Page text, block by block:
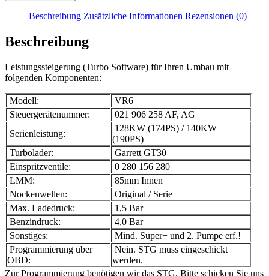
Beschreibung Zusätzliche Informationen Rezensionen (0)
Beschreibung
Leistungssteigerung (Turbo Software) für Ihren Umbau mit
folgenden Komponenten:
Modell:
VR6
Steuergerätenummer:
021 906 258 AF, AG
Serienleistung:
128KW (174PS) / 140KW
(190PS)
Turbolader:
Garrett GT30
Einspritzventile:
0 280 156 280
LMM:
85mm Innen
Nockenwellen:
Original / Serie
Max. Ladedruck:
1,5 Bar
Benzindruck:
4,0 Bar
Sonstiges:
Mind. Super+ und 2. Pumpe erf.!
Programmierung über
OBD:
Nein. STG muss eingeschickt
werden.
Zur Programmierung benötigen wir das STG. Bitte schicken Sie uns